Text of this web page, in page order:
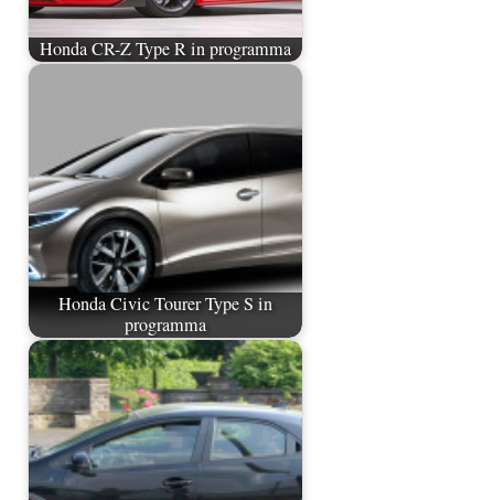
Honda CR-Z Type R in programma
Honda Civic Tourer Type S in
programma